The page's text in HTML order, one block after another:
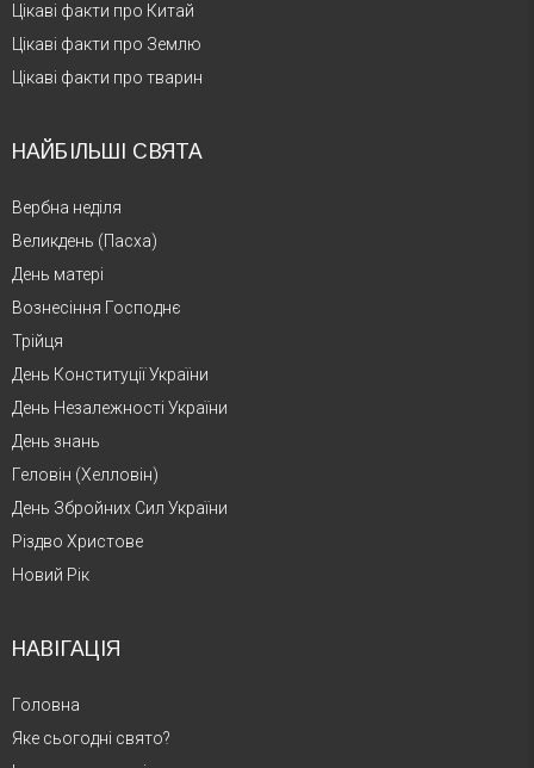
Цікаві факти про Китай
Цікаві факти про Землю
Цікаві факти про тварин
НАЙБІЛЬШІ СВЯТА
Вербна неділя
Великдень (Пасха)
День матері
Вознесіння Господнє
Трійця
День Конституції України
День Незалежності України
День знань
Геловін (Хелловін)
День Збройних Сил України
Різдво Христове
Новий Рік
НАВІГАЦІЯ
Головна
Яке сьогодні свято?